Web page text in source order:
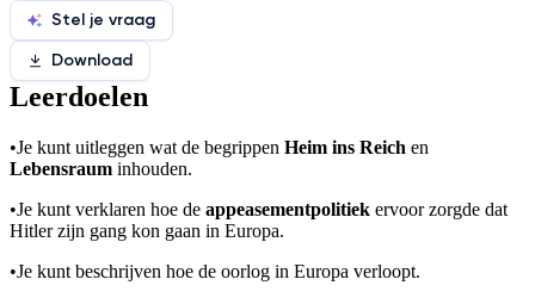
Stel je vraag
Download
Leerdoelen
•Je kunt uitleggen wat de begrippen Heim ins Reich en
Lebensraum inhouden.
•Je kunt verklaren hoe de appeasementpolitiek ervoor zorgde dat
Hitler zijn gang kon gaan in Europa.
•Je kunt beschrijven hoe de oorlog in Europa verloopt.